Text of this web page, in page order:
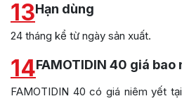
13Hạn dùng
24 tháng kể từ ngày sản xuất.
14FAMOTIDIN 40 giá bao
FAMOTIDIN 40 có giá niêm yết tại